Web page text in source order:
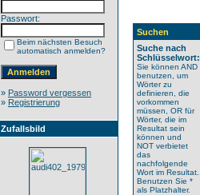
Passwort:
Beim nächsten Besuch
automatisch anmelden?
» Password vergessen
» Registrierung
Zufallsbild
Suchen
Suche nach
Schlüsselwort:
Sie können AND
benutzen, um
Wörter zu
definieren, die
vorkommen
müssen, OR für
Wörter, die im
Resultat sein
können und
NOT verbietet
das
nachfolgende
Wort im Resultat.
Benutzen Sie *
als Platzhalter.